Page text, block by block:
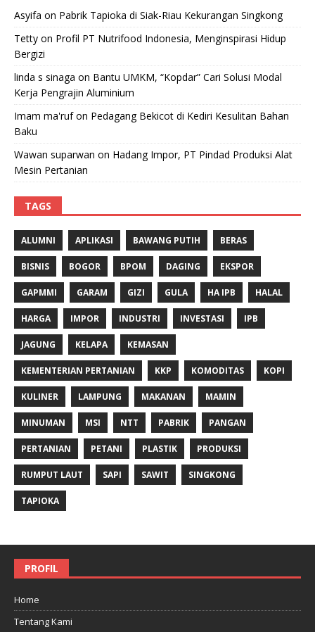
Asyifa on Pabrik Tapioka di Siak-Riau Kekurangan Singkong
Tetty on Profil PT Nutrifood Indonesia, Menginspirasi Hidup
Bergizi
linda s sinaga on Bantu UMKM, “Kopdar” Cari Solusi Modal
Kerja Pengrajin Aluminium
Imam ma'rufon Pedagang Bekicot di Kediri Kesulitan Bahan
Baku
Wawan suparwan on Hadang Impor, PT Pindad Produksi Alat
Mesin Pertanian
TAGS
ALUMNI APLIKASI BAWANG PUTIH BERAS
BISNIS BOGOR BPOM DAGING EKSPOR
GAPMMI GARAM GIZI GULA HA IPB HALAL
HARGA IMPOR INDUSTRI INVESTASI IPB
JAGUNG KELAPA KEMASAN
KEMENTERIAN PERTANIAN KKP KOMODITAS KOPI
KULINER LAMPUNG MAKANAN MAMIN
MINUMAN MSI NTT PABRIK PANGAN
PERTANIAN PETANI PLASTIK PRODUKSI
RUMPUT LAUT SAPI SAWIT SINGKONG
TAPIOKA
PROFIL
Home
Tentang Kami